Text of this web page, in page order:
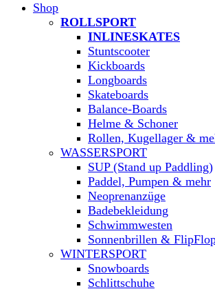
Shop
ROLLSPORT
INLINESKATES
Stuntscooter
Kickboards
Longboards
Skateboards
Balance-Boards
Helme & Schoner
Rollen, Kugellager &
WASSERSPORT
SUP (Stand up Paddling)
Paddel, Pumpen & mehr
Neoprenanzüge
Badebekleidung
Schwimmwesten
Sonnenbrillen &
WINTERSPORT
Snowboards
Schlittschuhe